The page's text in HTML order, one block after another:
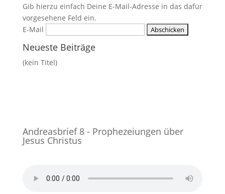
Gib hierzu einfach Deine E-Mail-Adresse in das dafür
vorgesehene Feld ein.
E-Mail
Neueste Beiträge
(kein Titel)
Andreasbrief 8 - Prophezeiungen über
Jesus Christus